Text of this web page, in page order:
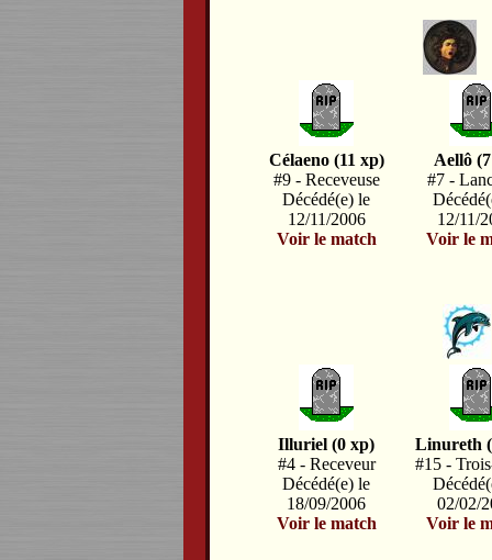
Célaeno (11 xp)
#9 - Receveuse
Décédé(e) le
12/11/2006
Voir le match
Aellô
#7 -
12/11/
Voir le
Illuriel (0 xp)
#4 - Receveur
Décédé(e) le
18/09/2006
Voir le match
Linureth
#15 -
02/02/
Voir le